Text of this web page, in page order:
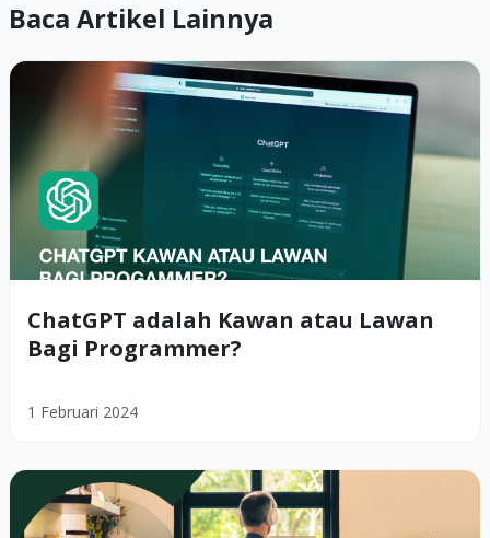
Baca Artikel Lainnya
ChatGPT adalah Kawan atau Lawan
Bagi Programmer?
1 Februari 2024